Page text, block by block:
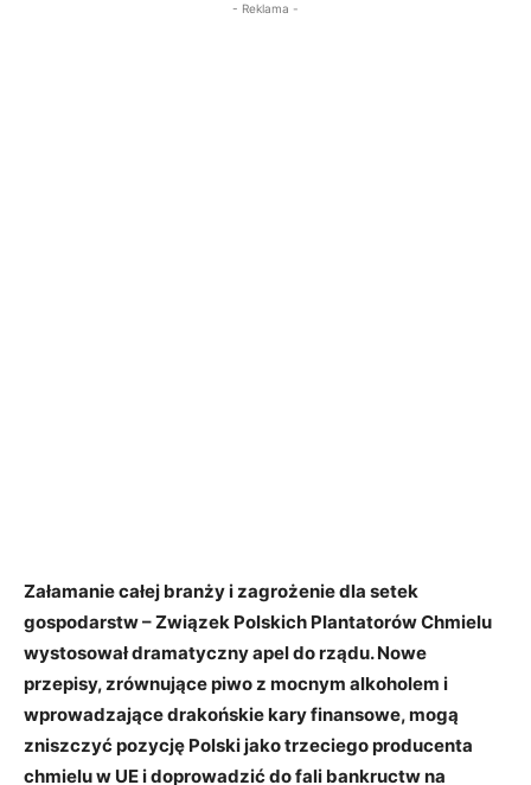
- Reklama -
Załamanie całej branży i zagrożenie dla setek
gospodarstw – Związek Polskich Plantatorów Chmielu
wystosował dramatyczny apel do rządu. Nowe
przepisy, zrównujące piwo z mocnym alkoholem i
wprowadzające drakońskie kary finansowe, mogą
zniszczyć pozycję Polski jako trzeciego producenta
chmielu w UE i doprowadzić do fali bankructw na